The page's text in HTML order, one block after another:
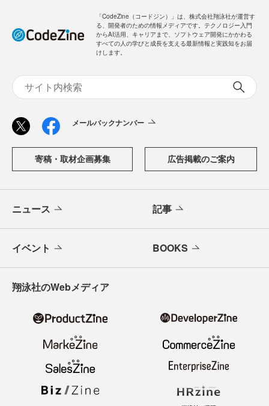
「CodeZine（コードジン）」は、株式会社翔泳社が運営す
る、開発者のための情報メディアです。テクノロジー入門
からAI活用、キャリアまで、ソフトウェア開発にかかわる
すべての人の学びと成長を支える最新情報と実践知をお届
けします。
メールバックナンバー
寄稿・取材企画募集 広告掲載のご案内
ニュース 記事
イベント BOOKS
翔泳社のWebメディア